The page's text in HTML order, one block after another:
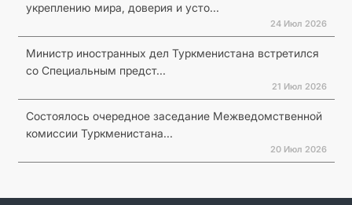
укреплению мира, доверия и усто...
24 Июл 2026
Министр иностранных дел Туркменистана встретился
со Специальным предст...
21 Июл 2026
Состоялось очередное заседание Межведомственной
комиссии Туркменистана...
20 Июл 2026